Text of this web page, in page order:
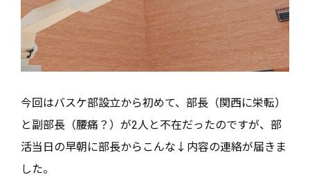
今回はバスケ部設立から初めて、部長（関西に栄転）
と副部長（腰痛？）が2人と不在だったのですが、部
活当日の早朝に部長からこんな↓内容の連絡が届きま
した。